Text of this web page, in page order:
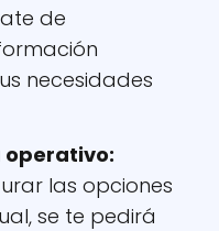
de
necesidades
operativo:
las opciones
se te pedirá